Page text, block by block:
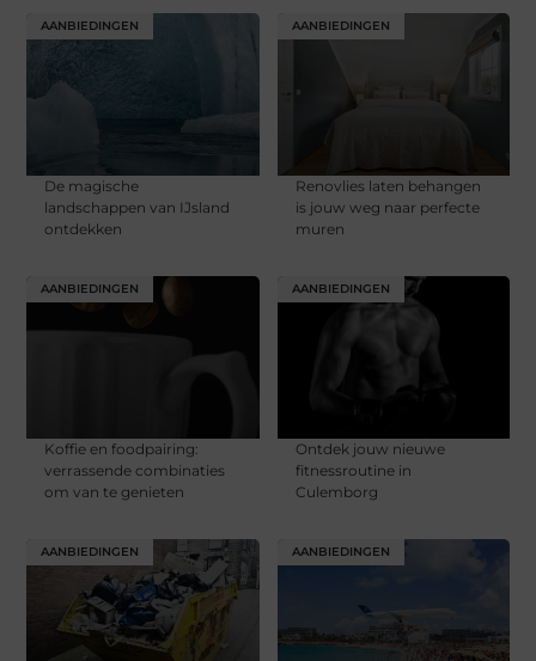
AANBIEDINGEN
De magische
landschappen van IJsland
ontdekken
AANBIEDINGEN
Renovlies laten behangen
is jouw weg naar perfecte
muren
AANBIEDINGEN
Koffie en foodpairing:
verrassende combinaties
om van te genieten
AANBIEDINGEN
Ontdek jouw nieuwe
fitnessroutine in
Culemborg
AANBIEDINGEN AANBIEDINGEN